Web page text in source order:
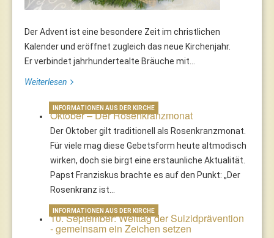
Der Advent ist eine besondere Zeit im christlichen
Kalender und eröffnet zugleich das neue Kirchenjahr.
Er verbindet jahrhundertealte Bräuche mit...
Weiterlesen
Oktober – Der Rosenkranzmonat
Der Oktober gilt traditionell als Rosenkranzmonat.
Für viele mag diese Gebetsform heute altmodisch
wirken, doch sie birgt eine erstaunliche Aktualität.
Papst Franziskus brachte es auf den Punkt: „Der
Rosenkranz ist…
INFORMATIONEN AUS DER KIRCHE
10. September: Welttag der Suizidprävention
- gemeinsam ein Zeichen setzen
INFORMATIONEN AUS DER KIRCHE